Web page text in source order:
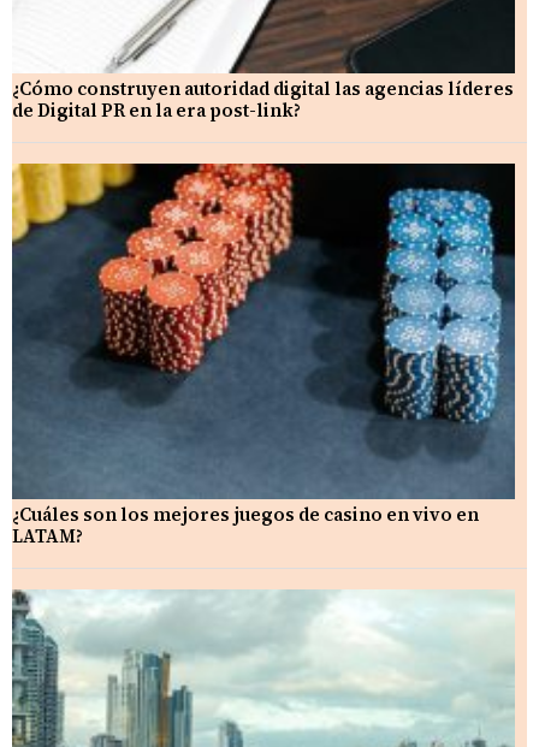
¿Cómo construyen autoridad digital las agencias líderes
de Digital PR en la era post-link?
¿Cuáles son los mejores juegos de casino en vivo en
LATAM?